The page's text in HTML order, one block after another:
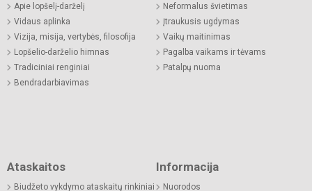
Apie lopšelį-darželį
Vidaus aplinka
Vizija, misija, vertybės, filosofija
Lopšelio-darželio himnas
Tradiciniai renginiai
Bendradarbiavimas
Neformalus švietimas
Įtraukusis ugdymas
Vaikų maitinimas
Pagalba vaikams ir tėvams
Patalpų nuoma
Ataskaitos
Biudžeto vykdymo ataskaitų rinkiniai
Informacija
Nuorodos